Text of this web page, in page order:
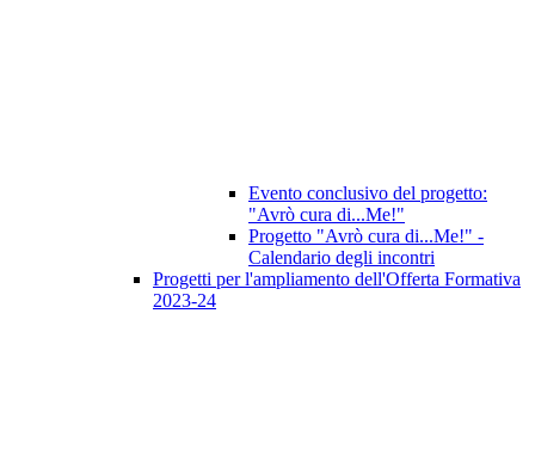
Evento conclusivo del progetto:
"Avrò cura di...Me!"
Progetto "Avrò cura di...Me!" -
Calendario degli incontri
Progetti per l'ampliamento dell'Offerta Formativa
2023-24